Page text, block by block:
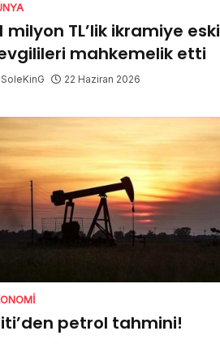
milyon TL’lik ikramiye eski
mahkemelik etti
SoleKinG 22 Haziran 2026
petrol tahmini!